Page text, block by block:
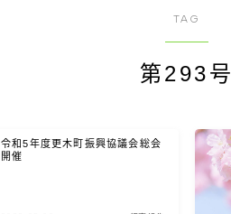
TAG
第293号
令和5年度更木町振興協議会総会
開催